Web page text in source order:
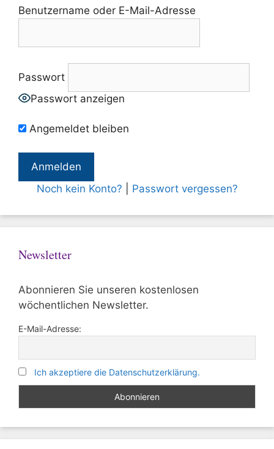
Benutzername oder E-Mail-Adresse
Passwort
Passwort anzeigen
Angemeldet bleiben
Noch kein Konto? Passwort vergessen?
Newsletter
Abonnieren Sie unseren kostenlosen
wöchentlichen Newsletter.
E-Mail-Adresse:
Ich akzeptiere die Datenschutzerklärung.